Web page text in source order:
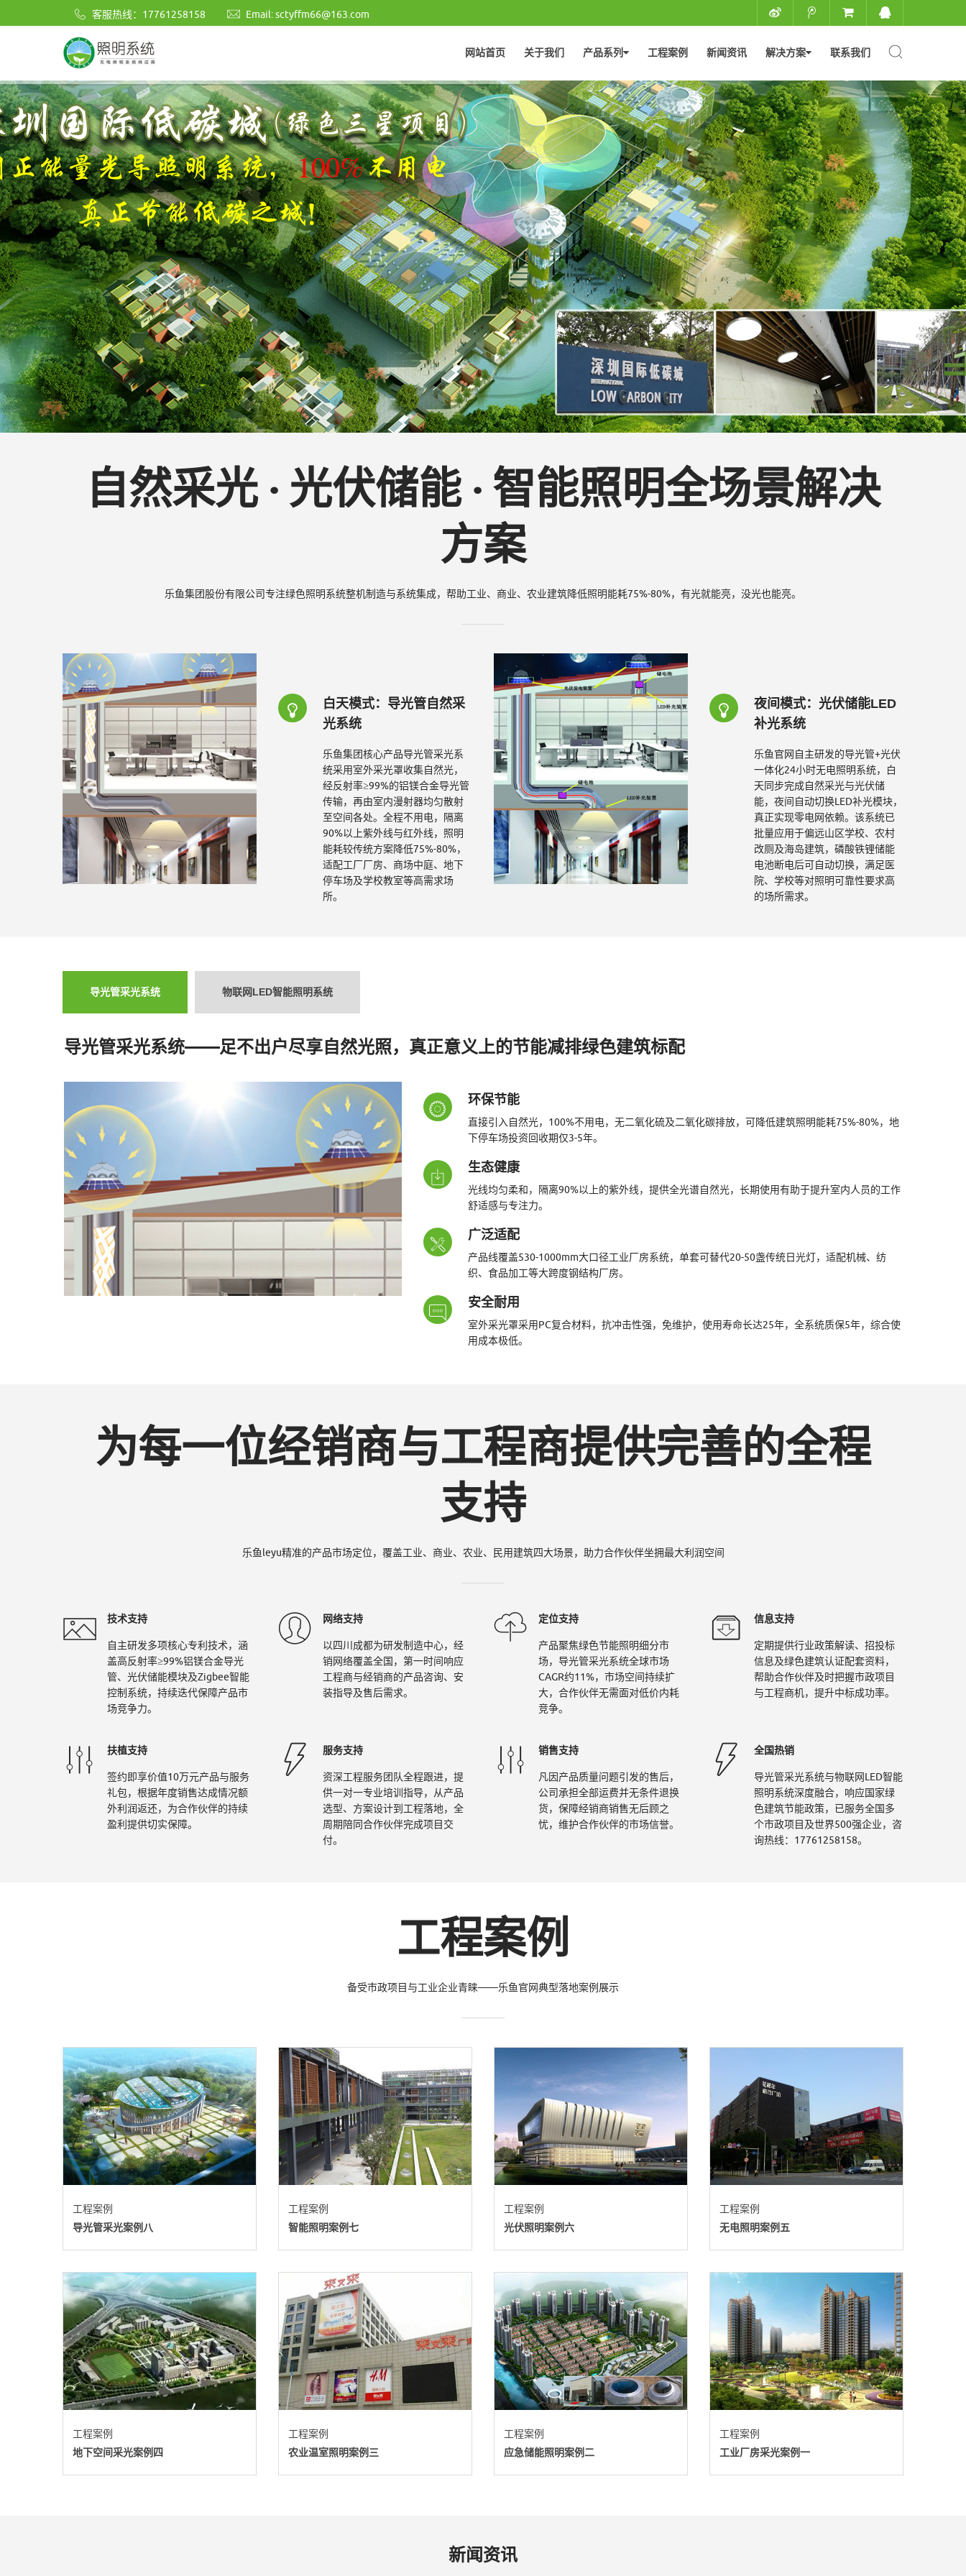
乐
鱼
集
团
股
份
有
统|
LED
LEYU
客服热线：17761258158 Email:sctyffm66@163.com
网站首页 关于我们 产品系列 工程案例 新闻资讯 解决方案 联系我们
自然采光 · 光伏储能 · 智能照明全场景解决
方案
乐鱼集团股份有限公司专注绿色照明系统整机制造与系统集成，帮助工业、商业、农业建筑降低照明能耗75%-80%，有光就能亮，没光也能亮。
白天模式：导光管自然采
光系统
乐鱼集团核心产品导光管采光系
统采用室外采光罩收集自然光，
经反射率≥99%的铝镁合金导光管
传输，再由室内漫射器均匀散射
至空间各处。全程不用电，隔离
90%以上紫外线与红外线，照明
能耗较传统方案降低75%-80%，
适配工厂厂房、商场中庭、地下
停车场及学校教室等高需求场
所。
夜间模式：光伏储能LED
补光系统
乐鱼官网自主研发的导光管+光伏
一体化24小时无电照明系统，白
天同步完成自然采光与光伏储
能，夜间自动切换LED补光模块，
真正实现零电网依赖。该系统已
批量应用于偏远山区学校、农村
改厕及海岛建筑，磷酸铁锂储能
电池断电后可自动切换，满足医
院、学校等对照明可靠性要求高
的场所需求。
导光管采光系统 物联网LED智能照明系统
导光管采光系统——足不出户尽享自然光照，真正意义上的节能减排绿色建筑标配
环保节能
直接引入自然光，100%不用电，无二氧化硫及二氧化碳排放，可降低建筑照明能耗75%-80%，地
下停车场投资回收期仅3-5年。
生态健康
光线均匀柔和，隔离90%以上的紫外线，提供全光谱自然光，长期使用有助于提升室内人员的工作
舒适感与专注力。
广泛适配
产品线覆盖530-1000mm大口径工业厂房系统，单套可替代20-50盏传统日光灯，适配机械、纺
织、食品加工等大跨度钢结构厂房。
安全耐用
室外采光罩采用PC复合材料，抗冲击性强，免维护，使用寿命长达25年，全系统质保5年，综合使
用成本极低。
为每一位经销商与工程商提供完善的全程
支持
乐鱼leyu精准的产品市场定位，覆盖工业、商业、农业、民用建筑四大场景，助力合作伙伴坐拥最大利润空间
技术支持
自主研发多项核心专利技术，涵
盖高反射率≥99%铝镁合金导光
管、光伏储能模块及Zigbee智能
控制系统，持续迭代保障产品市
场竞争力。
网络支持
以四川成都为研发制造中心，经
销网络覆盖全国，第一时间响应
工程商与经销商的产品咨询、安
装指导及售后需求。
定位支持
产品聚焦绿色节能照明细分市
场，导光管采光系统全球市场
CAGR约11%，市场空间持续扩
大，合作伙伴无需面对低价内耗
竞争。
信息支持
定期提供行业政策解读、招投标
信息及绿色建筑认证配套资料，
帮助合作伙伴及时把握市政项目
与工程商机，提升中标成功率。
扶植支持
签约即享价值10万元产品与服务
礼包，根据年度销售达成情况额
外利润返还，为合作伙伴的持续
盈利提供切实保障。
服务支持
资深工程服务团队全程跟进，提
供一对一专业培训指导，从产品
选型、方案设计到工程落地，全
周期陪同合作伙伴完成项目交
付。
销售支持
凡因产品质量问题引发的售后，
公司承担全部运费并无条件退换
货，保障经销商销售无后顾之
忧，维护合作伙伴的市场信誉。
全国热销
导光管采光系统与物联网LED智能
照明系统深度融合，响应国家绿
色建筑节能政策，已服务全国多
个市政项目及世界500强企业，咨
询热线：17761258158。
工程案例
备受市政项目与工业企业青睐——乐鱼官网典型落地案例展示
工程案例
导光管采光案例八
工程案例
智能照明案例七
工程案例
光伏照明案例六
工程案例
无电照明案例五
工程案例
地下空间采光案例四
工程案例
农业温室照明案例三
工程案例
应急储能照明案例二
工程案例
工业厂房采光案例一
新闻资讯